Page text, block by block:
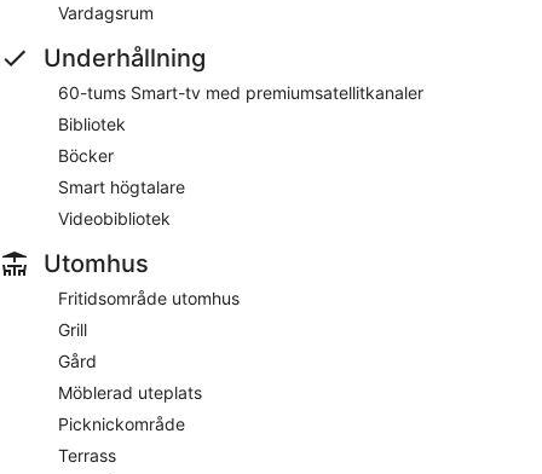
Vardagsrum
Underhållning
60-tums Smart-tv med premiumsatellitkanaler
Bibliotek
Böcker
Smart högtalare
Videobibliotek
Utomhus
Fritidsområde utomhus
Grill
Gård
Möblerad uteplats
Picknickområde
Terrass